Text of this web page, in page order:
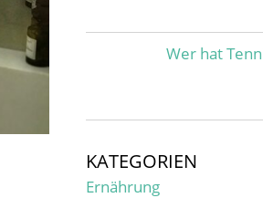
Wer hat
KATEGORIEN
Ernährung